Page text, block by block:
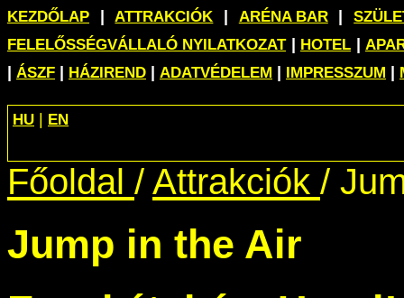
KEZDŐLAP |ATTRAKCIÓK ARÉNA BAR|
FELELŐSSÉGVÁLLALÓ NYILATKOZAT| HOTEL
ÁSZF HÁZIREND ADATVÉDELEM IMPRESSZUM
HU EN
Főoldal / Attrakciók /
Jump in the Air